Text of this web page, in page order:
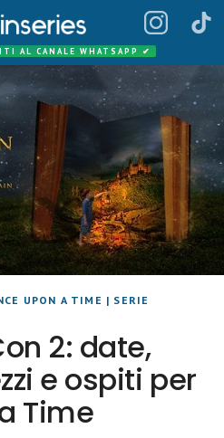
AL CANALE WHATSAPP ✔
UPON A TIME | SERIE
2: date,
e ospiti per
Time